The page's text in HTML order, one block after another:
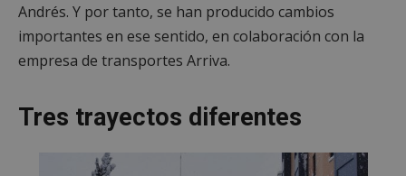
Andrés. Y por tanto, se han producido cambios
importantes en ese sentido, en colaboración con la
empresa de transportes Arriva.
Tres trayectos diferentes